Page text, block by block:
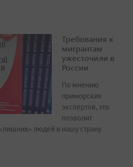
Требования к
мигрантам
ужесточили в
России
По мнению
приморских
экспертов, это
позволит
людей в нашу страну